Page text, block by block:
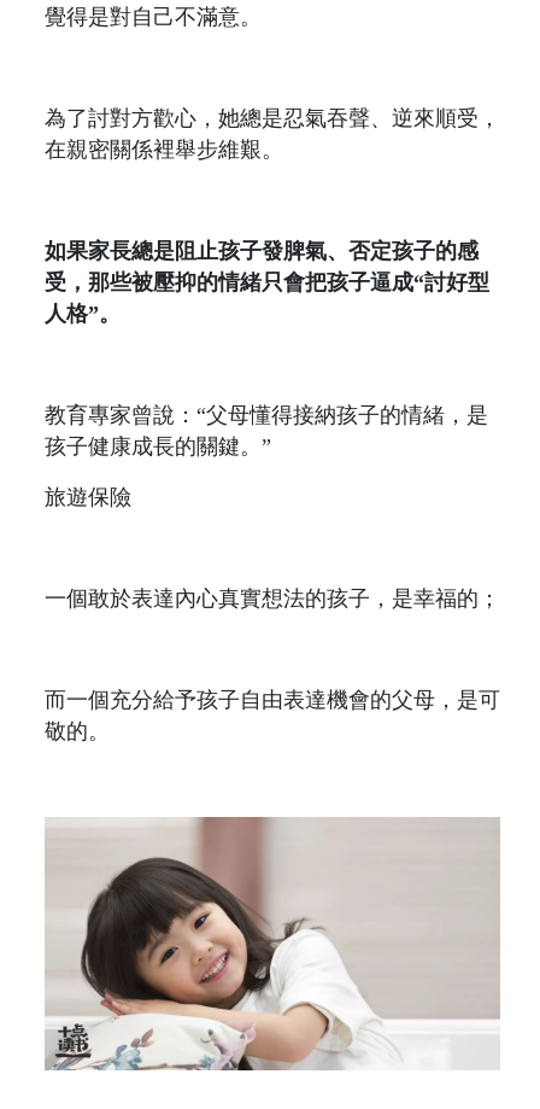
覺得是對自己不滿意。
為了討對方歡心，她總是忍氣吞聲、逆來順受，
在親密關係裡舉步維艱。
如果家長總是阻止孩子發脾氣、否定孩子的感
受，那些被壓抑的情緒只會把孩子逼成“討好型
人格”。
教育專家曾說：“父母懂得接納孩子的情緒，是
孩子健康成長的關鍵。”
旅遊保險
一個敢於表達內心真實想法的孩子，是幸福的；
而一個充分給予孩子自由表達機會的父母，是可
敬的。